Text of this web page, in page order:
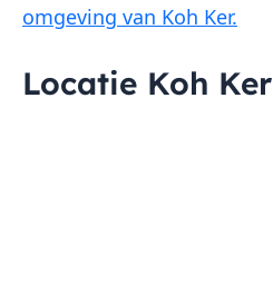
omgeving van Koh Ker.
Locatie Koh Ker